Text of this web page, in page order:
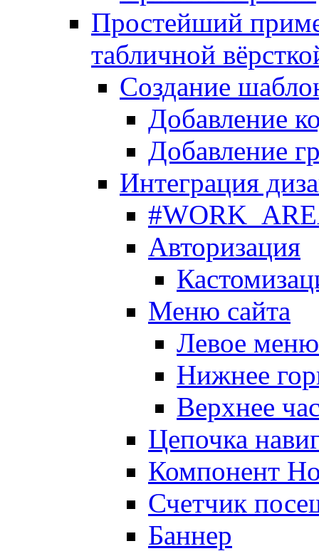
Простейший
табличной
Создание
Добавление
Добавление
Интеграция
Авторизация
Меню сайта
Левое меню
Нижнее
Верхнее
Цепочка
Компонент
Счетчик
Баннер